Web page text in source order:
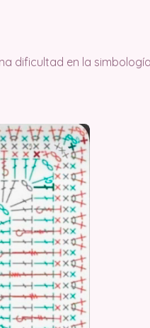
dificultad en la